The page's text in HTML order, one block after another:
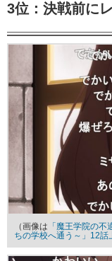
3位：決戦前に
（画像は 「魔王学院の
ちの学校へ通う～」12話